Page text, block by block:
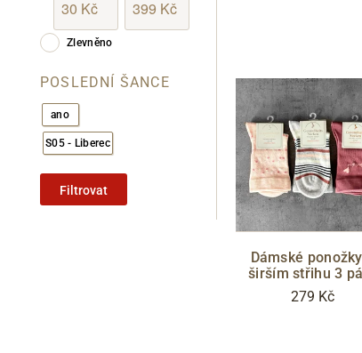
Zlevněno
POSLEDNÍ ŠANCE
ano
S05 - Liberec
Filtrovat
Dámské
širším střihu 3
279 Kč